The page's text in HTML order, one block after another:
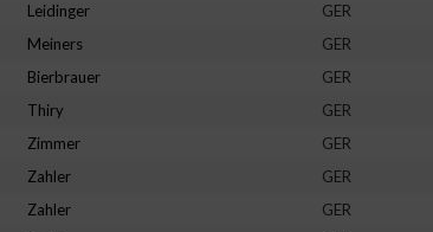
Leidinger GER
Meiners GER
Bierbrauer GER
Thiry GER
Zimmer GER
Zahler GER
Zahler GER